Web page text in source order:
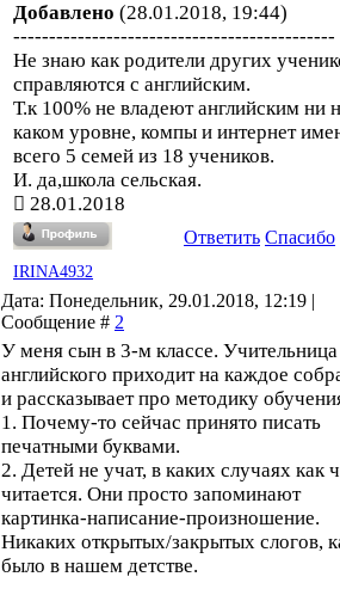
Добавлено (28.01.2018, 19:44)
---------------------------------------------
Не знаю как родители других
справляются с английским.
Т.к 100% не владеют английским ни
каком уровне, компы и интернет
всего 5 семей из 18 учеников.
И. да,школа сельская.
28.01.2018
Ответить Спасибо
IRINA4932
Дата: Понедельник, 29.01.2018, 12:19 |
Сообщение # 2
У меня сын в 3-м классе. Учительница
английского приходит на каждое
и рассказывает про методику
1. Почему-то сейчас принято писать
печатными буквами.
2. Детей не учат, в каких случаях как
читается. Они просто запоминают
картинка-написание-произношение.
Никаких открытых/закрытых слогов,
было в нашем детстве.